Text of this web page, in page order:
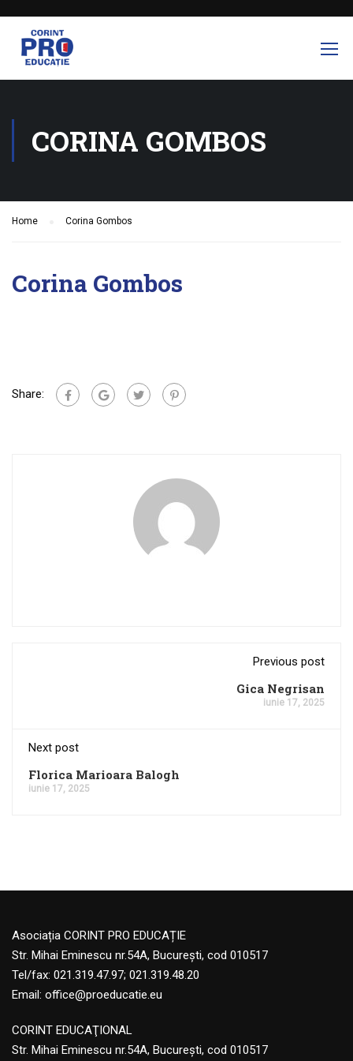
CORINA GOMBOS
Home Corina Gombos
Corina Gombos
Share:
Previous post
Gica Negrisan
iunie 17, 2025
Next post
Florica Marioara Balogh
iunie 17, 2025
Asociația CORINT PRO EDUCAȚIE
Str. Mihai Eminescu nr.54A, București, cod 010517
Tel/fax: 021.319.47.97; 021.319.48.20
Email: office@proeducatie.eu
CORINT EDUCAŢIONAL
Str. Mihai Eminescu nr.54A, Bucureşti, cod 010517